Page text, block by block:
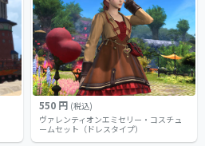
550 円 (税込)
ヴァレンティオンエミセリー・コスチュ
ームセット（ドレスタイプ）